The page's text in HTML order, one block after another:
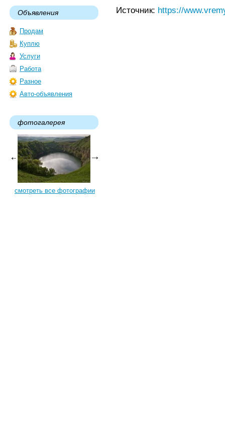
Объявления
Продам
Куплю
Услуги
Работа
Разное
Авто-объявления
фотогалерея
смотреть все фотографии
Источник: https://